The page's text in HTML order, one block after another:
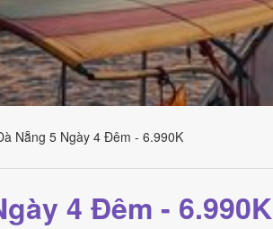
Nẵng 5 Ngày 4 Đêm - 6.990K
4 Đêm - 6.990K